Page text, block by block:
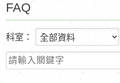
塊FAQ
科室：
請輸入關鍵字